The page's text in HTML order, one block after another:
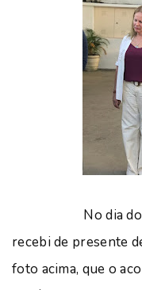
No dia do meu
recebi de presente
foto acima, que o